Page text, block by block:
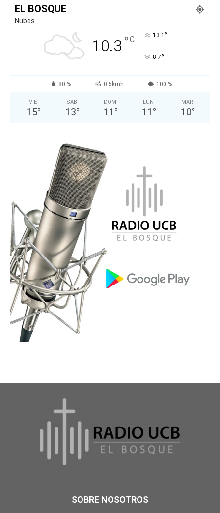
EL BOSQUE
Nubes
10.3 °C 13.1 °
8.7°
80 % 0.5kmh 100 %
VIE
15°
SÁB
13°
DOM
11 °
LUN
11 °
MAR
10°
SOBRE NOSOTROS